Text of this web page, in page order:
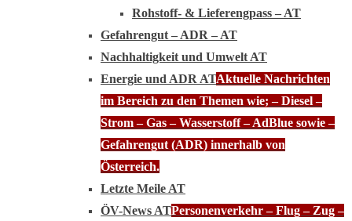
Rohstoff- & Lieferengpass – AT
Gefahrengut – ADR – AT
Nachhaltigkeit und Umwelt AT
Energie und ADR ATAktuelle Nachrichten
im Bereich zu den Themen wie; – Diesel –
Strom – Gas – Wasserstoff – AdBlue sowie –
Gefahrengut (ADR) innerhalb von
Österreich.
Letzte Meile AT
ÖV-News ATPersonenverkehr – Flug – Zug –